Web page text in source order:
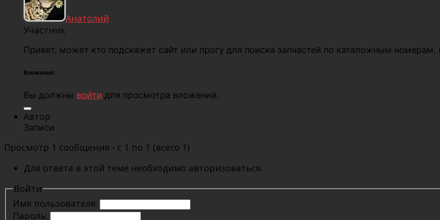
Анатолий
Участник
Привет, может кто подскажет сайт или прогу для поиска запчастей по каталожным
Вложения:
Вы должны войти для просмотра вложений.
Автор
Записи
Просмотр 1 сообщения - с 1 по 1 (всего 1)
Для ответа в этой теме необходимо авторизоваться.
Войти
Имя пользователя:
Пароль: